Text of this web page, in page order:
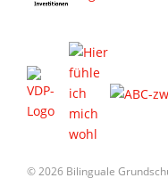
© 2026 Bilinguale